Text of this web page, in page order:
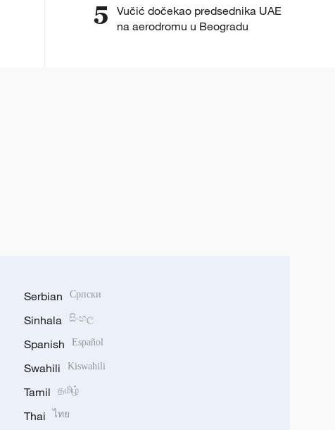
5
Vučić dočekao predsednika UAE
na aerodromu u Beogradu
Serbian Српски
Sinhala සිංහල
Spanish Español
Swahili Kiswahili
Tamil தமிழ்
Thai ไทย